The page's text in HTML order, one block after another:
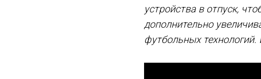
устройства в отпуск,
дополнительно
футбольных